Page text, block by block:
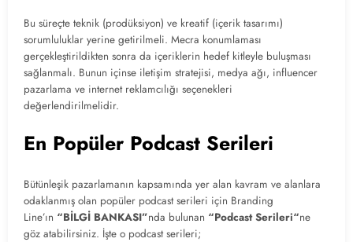
Bu süreçte teknik (prodüksiyon) ve kreatif (içerik tasarımı)
sorumluluklar yerine getirilmeli. Mecra konumlaması
gerçekleştirildikten sonra da içeriklerin hedef kitleyle buluşması
sağlanmalı. Bunun içinse iletişim stratejisi, medya ağı, influencer
pazarlama ve internet reklamcılığı seçenekleri
değerlendirilmelidir.
En Popüler Podcast Serileri
Bütünleşik pazarlamanın kapsamında yer alan kavram ve alanlara
odaklanmış olan popüler podcast serileri için Branding
Line’ın “BİLGİ BANKASI”nda bulunan “Podcast Serileri“ne
göz atabilirsiniz. İşte o podcast serileri;